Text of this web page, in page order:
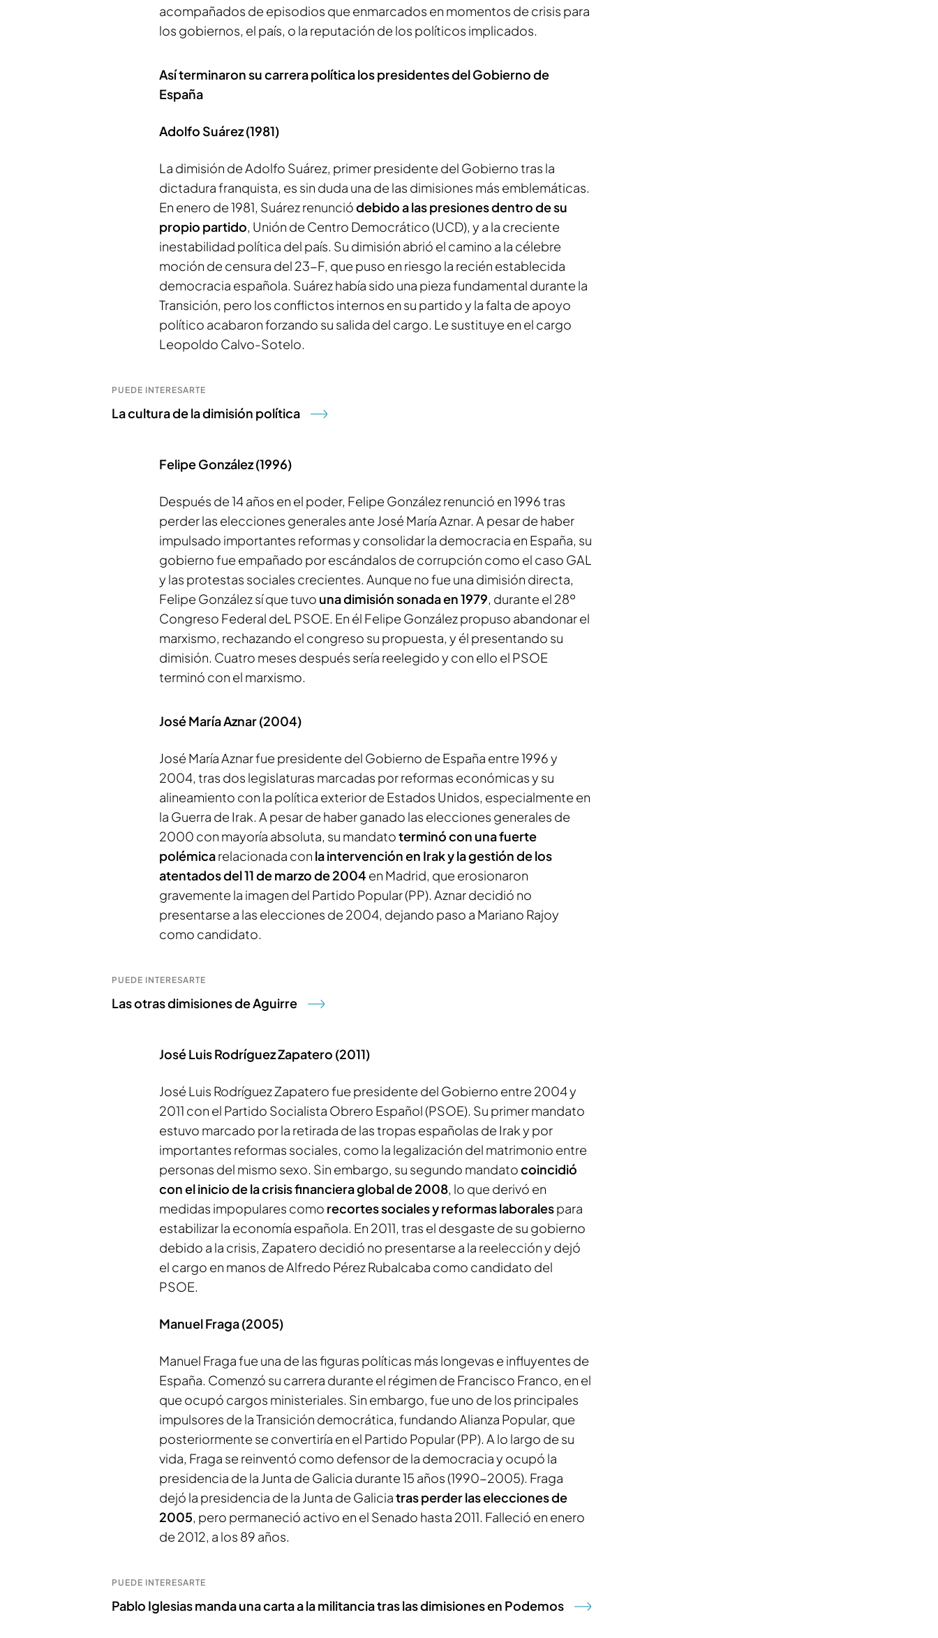
acompañados de episodios que enmarcados en momentos de crisis para
los gobiernos, el país, o la reputación de los políticos implicados.
Así terminaron su carrera política los presidentes del Gobierno de
España
Adolfo Suárez (1981)
La dimisión de Adolfo Suárez, primer presidente del Gobierno tras la
dictadura franquista, es sin duda una de las dimisiones más emblemáticas.
En enero de 1981, Suárez renunciódebido a las presiones dentro de su
propio partido, Unión de Centro Democrático (UCD), y a la creciente
inestabilidad política del país. Su dimisión abrió el camino a la célebre
moción de censura del 23-F, que puso en riesgo la recién establecida
democracia española. Suárez había sido una pieza fundamental durante la
Transición, pero los conflictos internos en su partido y la falta de apoyo
político acabaron forzando su salida del cargo. Le sustituye en el cargo
Leopoldo Calvo-Sotelo.
PUEDE INTERESARTE
La cultura de la dimisión política
Felipe González (1996)
Después de 14 años en el poder, Felipe González renunció en 1996 tras
perder las elecciones generales ante José María Aznar. A pesar de haber
impulsado importantes reformas y consolidar la democracia en España, su
gobierno fue empañado por escándalos de corrupción como el caso GAL
y las protestas sociales crecientes. Aunque no fue una dimisión directa,
Felipe González sí que tuvo una dimisión sonada en 1979, durante el 28º
Congreso Federal deL PSOE. En él Felipe González propuso abandonar el
marxismo, rechazando el congreso su propuesta, y él presentando su
dimisión. Cuatro meses después sería reelegido y con ello el PSOE
terminó con el marxismo.
José María Aznar (2004)
José María Aznar fue presidente del Gobierno de España entre 1996 y
2004, tras dos legislaturas marcadas por reformas económicas y su
alineamiento con la política exterior de Estados Unidos, especialmente en
la Guerra de Irak. A pesar de haber ganado las elecciones generales de
2000 con mayoría absoluta, su mandatoterminó con una fuerte
polémicarelacionada con la intervención en Irak y la gestión de los
atentados del 11 de marzo de 2004 en Madrid, que erosionaron
gravemente la imagen del Partido Popular (PP). Aznar decidió no
presentarse a las elecciones de 2004, dejando paso a Mariano Rajoy
como candidato.
PUEDE INTERESARTE
Las otras dimisiones de Aguirre
José Luis Rodríguez Zapatero (2011)
José Luis Rodríguez Zapatero fue presidente del Gobierno entre 2004 y
2011 con el Partido Socialista Obrero Español (PSOE). Su primer mandato
estuvo marcado por la retirada de las tropas españolas de Irak y por
importantes reformas sociales, como la legalización del matrimonio entre
personas del mismo sexo. Sin embargo, su segundo mandatocoincidió
con el inicio de la crisis financiera global de 2008, lo que derivó en
medidas impopulares como recortes sociales y reformas laboralespara
estabilizar la economía española. En 2011, tras el desgaste de su gobierno
debido a la crisis, Zapatero decidió no presentarse a la reelección y dejó
el cargo en manos de Alfredo Pérez Rubalcaba como candidato del
PSOE.
Manuel Fraga (2005)
Manuel Fraga fue una de las figuras políticas más longevas e influyentes de
España. Comenzó su carrera durante el régimen de Francisco Franco, en el
que ocupó cargos ministeriales. Sin embargo, fue uno de los principales
impulsores de la Transición democrática, fundando Alianza Popular, que
posteriormente se convertiría en el Partido Popular (PP). A lo largo de su
vida, Fraga se reinventó como defensor de la democracia y ocupó la
presidencia de la Junta de Galicia durante 15 años (1990-2005). Fraga
dejó la presidencia de la Junta de Galiciatras perder las elecciones de
2005, pero permaneció activo en el Senado hasta 2011. Falleció en enero
de 2012, a los 89 años.
PUEDE INTERESARTE
Pablo Iglesias manda una carta a la militancia tras las dimisiones en Podemos